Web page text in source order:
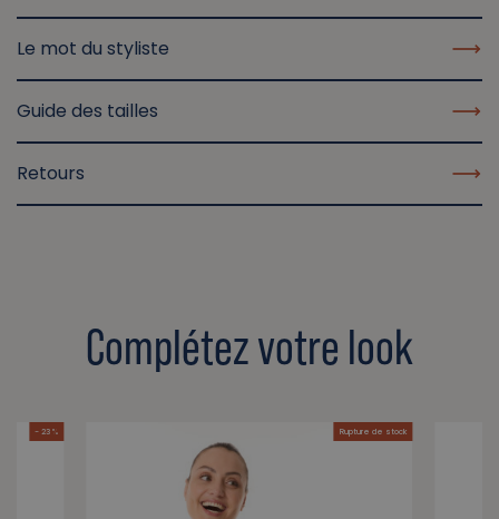
Le mot du styliste
Guide des tailles
Retours
Complétez votre look
- 23 % Rupture de stock